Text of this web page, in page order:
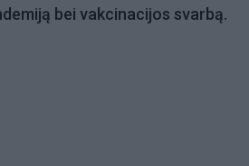
bei vakcinacijos svarbą.